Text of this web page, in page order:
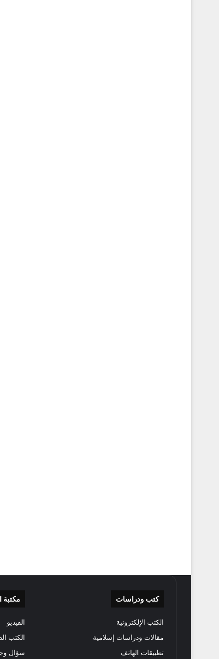
كتب ودراسات
الكتب الإلكترونية
مقالات ودراسات إسلامية
تطبيقات الهاتف
مكتبة
الفيديو
الكتب
سؤال